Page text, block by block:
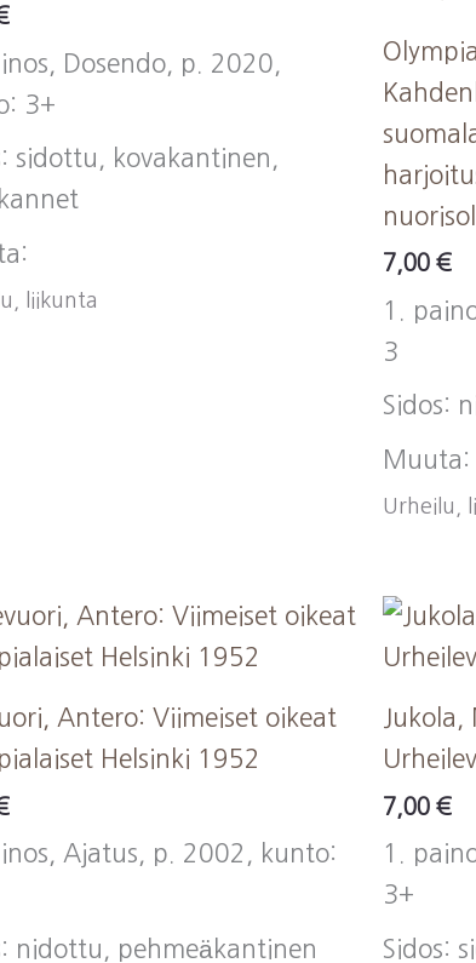
Dosendo, p. 2020,
3+
sidottu, kovakantinen,
liikunta
7,00 €
1.
3
Sidos:
Muuta:
Urheilu,
Antero: Viimeiset oikeat
Helsinki 1952
Ajatus, p. 2002, kunto:
nidottu, pehmeäkantinen
7,00 €
1.
3+
Sidos: